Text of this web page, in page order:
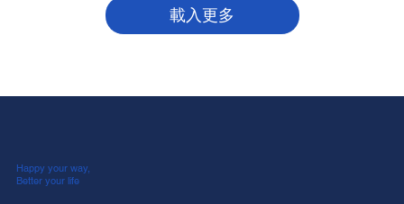
載入更多
Happy your way,
Better your life